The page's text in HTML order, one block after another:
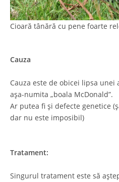
Cioară tânără cu pene foarte
Cauza
Cauza este de obicei lipsa unei
așa-numita „boala McDonald”.
Ar putea fi și defecte genetice
dar nu este imposibil)
Tratament:
Singurul tratament este să